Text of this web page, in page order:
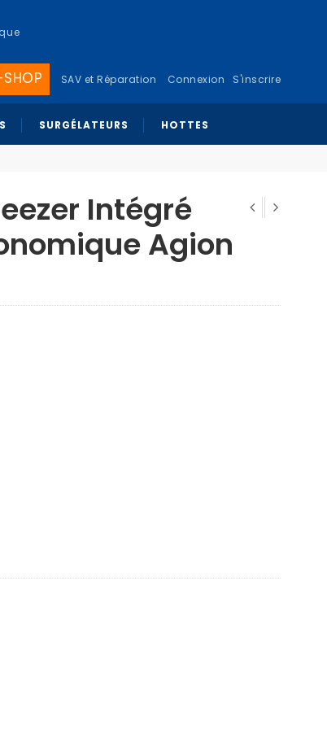
SAV et Réparation Connexion S'inscrire
SURGÉLATEURS HOTTES
Intégré
Agion